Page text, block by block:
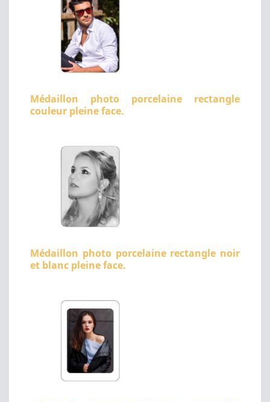
Médaillon photo porcelaine rectangle
couleur pleine face.
Médaillon photo porcelaine rectangle noir
et blanc pleine face.